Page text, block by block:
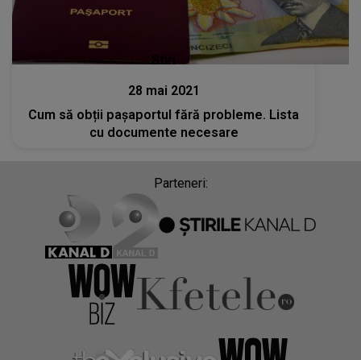
Stiri
28 mai 2021
Cum să obții pașaportul fără probleme. Lista
cu documente necesare
Parteneri: